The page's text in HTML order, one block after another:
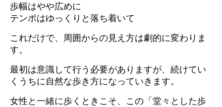
歩幅はやや広めに
テンポはゆっくりと落ち着いて
これだけで、周囲からの見え方は劇的に変わりま
す。
最初は意識して行う必要がありますが、続けてい
くうちに自然な歩き方になっていきます。
女性と一緒に歩くときこそ、この「堂々とした歩